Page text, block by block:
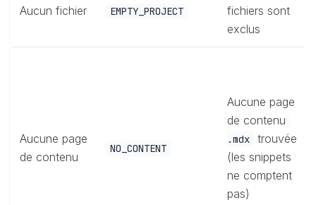
Aucun fichier EMPTY_PROJECT
fichiers sont
exclus
Aucune page
de contenu
NO_CONTENT
Aucune page
de contenu
.mdx
trouvée
(les snippets
ne comptent
pas)